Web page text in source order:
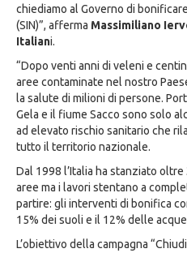
chiediamo al Governo di
(SIN)”, afferma Massimiliano
Italiani.
“Dopo venti anni di veleni e
aree contaminate nel nostro
la salute di milioni di persone.
Gela e il fiume Sacco sono solo
ad elevato rischio sanitario che
tutto il territorio nazionale.
Dal 1998 l’Italia ha stanziato
aree ma i lavori stentano a
partire: gli interventi di bonifica
15% dei suoli e il 12% delle
L’obiettivo della campagna